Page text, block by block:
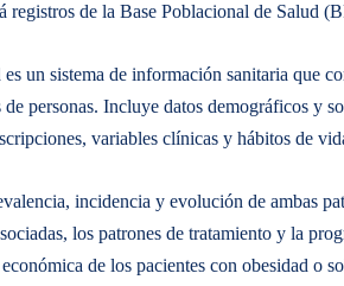
registros de la Base Poblacional de Salud
un sistema de información sanitaria que
personas. Incluye datos demográficos y
variables clínicas y hábitos de
incidencia y evolución de ambas
los patrones de tratamiento y la
de los pacientes con obesidad o